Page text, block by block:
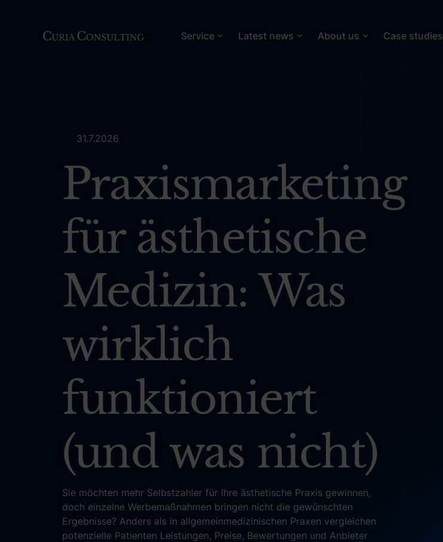
Service Latest news About us Case studies
31.7.2026
Praxismarketing
für ästhetische
Medizin: Was
wirklich
funktioniert
(und was nicht)
Sie möchten mehr Selbstzahler für Ihre ästhetische Praxis gewinnen,
doch einzelne Werbemaßnahmen bringen nicht die gewünschten
Ergebnisse? Anders als in allgemeinmedizinischen Praxen vergleichen
potenzielle Patienten Leistungen, Preise, Bewertungen und Anbieter